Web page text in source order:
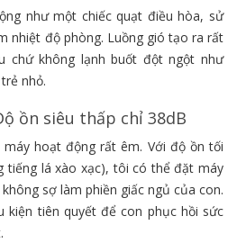
như một chiếc quạt điều hòa, sử
nhiệt độ phòng. Luồng gió tạo ra rất
chứ không lạnh buốt đột ngột như
nhỏ.
ồn siêu thấp chỉ 38dB
hoạt động rất êm. Với độ ồn tối
tiếng lá xào xạc), tôi có thể đặt máy
sợ làm phiền giấc ngủ của con.
kiện tiên quyết để con phục hồi sức